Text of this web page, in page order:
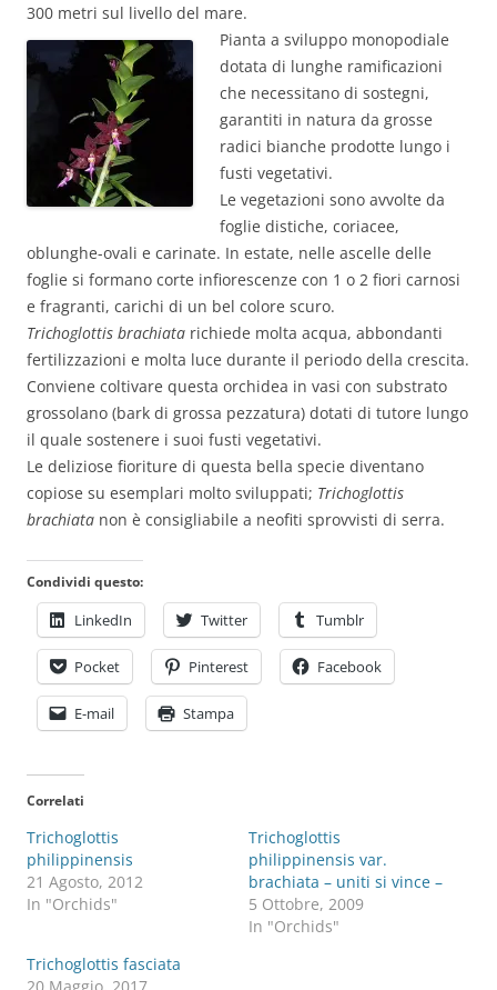
300 metri sul livello del mare.
Pianta a sviluppo monopodiale
dotata di lunghe ramificazioni
che necessitano di sostegni,
garantiti in natura da grosse
radici bianche prodotte lungo i
fusti vegetativi.
Le vegetazioni sono avvolte da
foglie distiche, coriacee,
oblunghe-ovali e carinate. In estate, nelle ascelle delle
foglie si formano corte infiorescenze con 1 o 2 fiori carnosi
e fragranti, carichi di un bel colore scuro.
Trichoglottis brachiata richiede molta acqua, abbondanti
fertilizzazioni e molta luce durante il periodo della crescita.
Conviene coltivare questa orchidea in vasi con substrato
grossolano (bark di grossa pezzatura) dotati di tutore lungo
il quale sostenere i suoi fusti vegetativi.
Le deliziose fioriture di questa bella specie diventano
copiose su esemplari molto sviluppati; Trichoglottis
brachiata non è consigliabile a neofiti sprovvisti di serra.
Condividi questo:
LinkedIn Twitter Tumblr
Pocket Pinterest Facebook
E-mail Stampa
Correlati
Trichoglottis
philippinensis
21 Agosto, 2012
In "Orchids"
Trichoglottis
philippinensis var.
brachiata – uniti si vince –
5 Ottobre, 2009
In "Orchids"
Trichoglottis fasciata
20 Maggio, 2017